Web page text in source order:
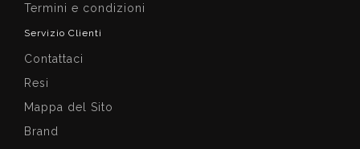
Termini e condizioni
Servizio Clienti
Contattaci
Resi
Mappa del Sito
Brand